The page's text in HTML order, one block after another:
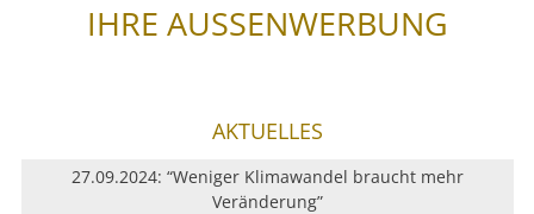
IHRE AUSSENWERBUNG
AKTUELLES
27.09.2024: “Weniger Klimawandel braucht mehr
Veränderung”